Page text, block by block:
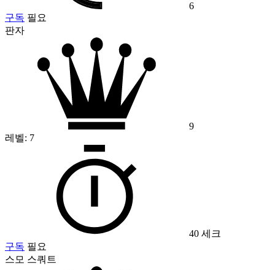
6
구독 필요
판자
9
레벨: 7
40 세크
구독 필요
스모 스쿼트